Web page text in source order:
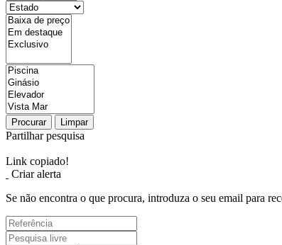
Procurar Limpar
Partilhar pesquisa
Link copiado!
Criar alerta
Se não encontra o que procura, introduza o seu email para